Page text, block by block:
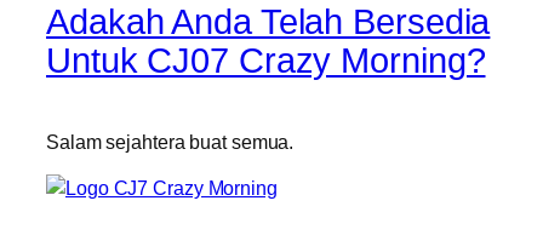
Adakah Anda Telah Bersedia
Untuk CJ07 Crazy Morning?
Salam sejahtera buat semua.